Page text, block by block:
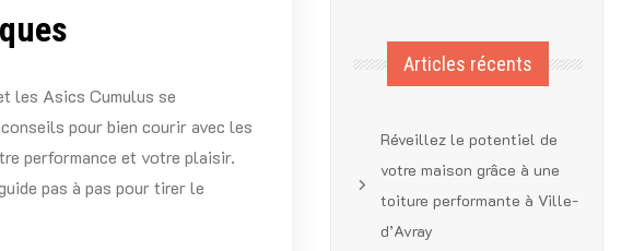
les Asics Cumulus se
pour bien courir avec les
performance et votre plaisir.
pas à pas pour tirer le
Articles récents
Réveillez le potentiel de
votre maison grâce à une
toiture performante à Ville-
d’Avray